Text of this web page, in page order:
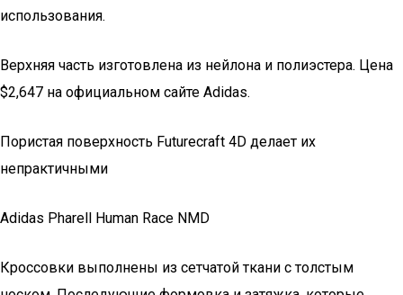
использования.
Верхняя часть изготовлена из нейлона и полиэстера. Цена
$2,647 на официальном сайте Adidas.
Пористая поверхность Futurecraft 4D делает их
непрактичными
Adidas Pharell Human Race NMD
Кроссовки выполнены из сетчатой ткани с толстым